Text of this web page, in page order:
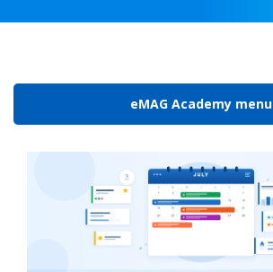
eMAG Academy menu